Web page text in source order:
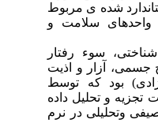
ی مربوط
سلامت و
رفتار
و اذیت
که توسط
داده
در نرم